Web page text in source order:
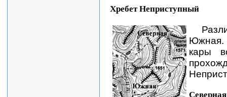
Хребет Неприступный
Южная.
кары
Северная